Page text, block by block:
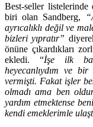
Best-seller listelerinde
biri olan Sandberg,
ayrıcalıklı değil ve
bizleri yıpratır”
önüne çıkardıkları
ekledi. “İşe ilk
heyecanlıydım ve
vermişti. Fakat işler
olmadı ama ben
yardım etmektense
kendi emeklerimle